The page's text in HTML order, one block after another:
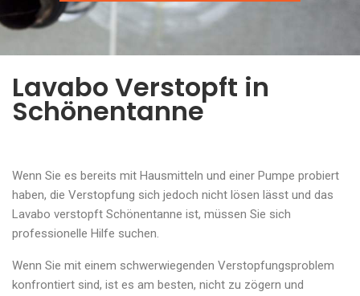
Lavabo Verstopft in
Schönentanne
Wenn Sie es bereits mit Hausmitteln und einer Pumpe probiert
haben, die Verstopfung sich jedoch nicht lösen lässt und das
Lavabo verstopft Schönentanne ist, müssen Sie sich
professionelle Hilfe suchen.
Wenn Sie mit einem schwerwiegenden Verstopfungsproblem
konfrontiert sind, ist es am besten, nicht zu zögern und